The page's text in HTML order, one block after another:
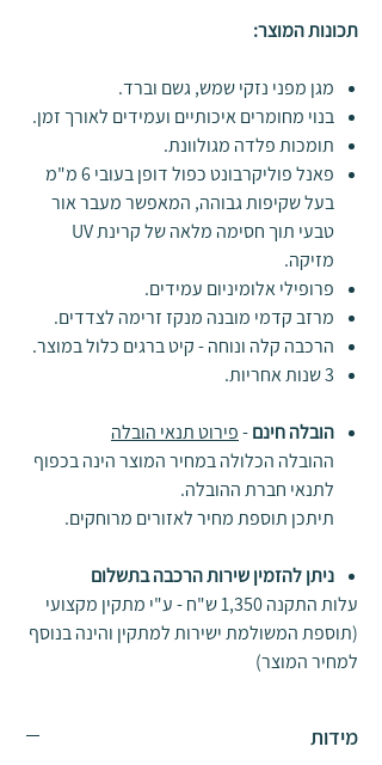
תכונות המוצר:
מגן מפני נזקי שמש, גשם וברד.
בנוי מחומרים איכותיים ועמידים לאורך זמן.
תומכות פלדה מגולוונת.
פאנל פוליקרבונט כפול דופן בעובי 6 מ"מ
בעל שקיפות גבוהה, המאפשר מעבר אור
טבעי תוך חסימה מלאה של קרינת UV
מזיקה.
פרופילי אלומיניום עמידים.
מרזב קדמי מובנה מנקז זרימה לצדדים.
הרכבה קלה ונוחה - קיט ברגים כלול במוצר.
3 שנות אחריות.
הובלה חינם-פירוט תנאי הובלה
ההובלה הכלולה במחיר המוצר הינה בכפוף
לתנאי חברת ההובלה.
תיתכן תוספת מחיר לאזורים מרוחקים.
ניתן להזמין שירות הרכבה בתשלום
עלות התקנה 1,350 ש"ח - ע"י מתקין מקצועי
(תוספת המשולמת ישירות למתקין והינה בנוסף
למחיר המוצר)
מידות